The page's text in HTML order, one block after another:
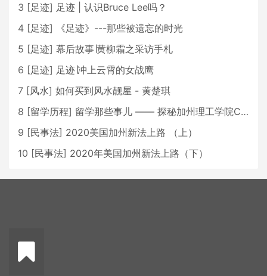
3 [足迹] 足迹 | 认识Bruce Lee吗？
4 [足迹]
《足迹》---那些被遗忘的时光
5 [足迹] 幕后故事∣黄柳霜之采访手札
6 [足迹] 足迹∣冲上云霄的女战鹰
7 [风水] 如何买到风水靓屋 - 黄楚琪
8 [留学历程] 留学那些事儿 —— 探秘加州理工学院Caltech博士生活 [上集]
9 [民事法] 2020美国加州新法上路 （上）
10 [民事法] 2020年美国加州新法上路（下）